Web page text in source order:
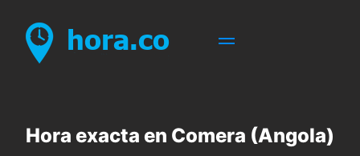
Hora exacta en Comera (Angola)